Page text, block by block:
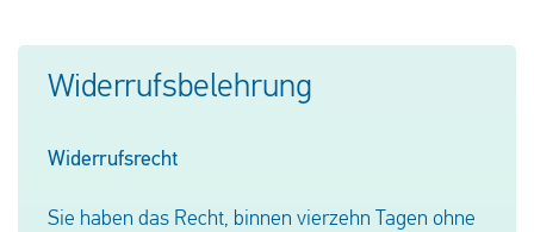
Widerrufsbelehrung
Widerrufsrecht
Sie haben das Recht, binnen vierzehn Tagen ohne